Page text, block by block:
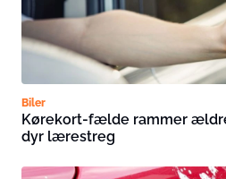
Biler
Kørekort-fælde rammer
dyr lærestreg